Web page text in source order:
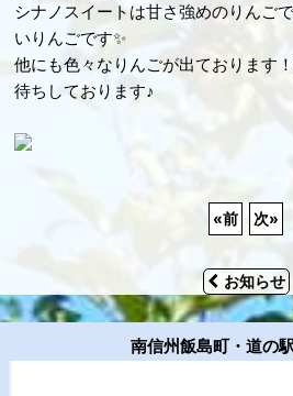
シナノスイートは甘さ強めのりんご
いりんごです✨
他にも色々なりんごが出ております
待ちしております♪
«前 次»
お知らせ
南信州飯島町・道の